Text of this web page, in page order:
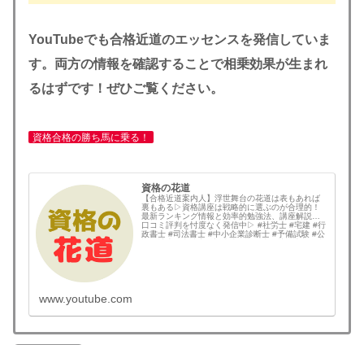
YouTubeでも合格近道のエッセンスを発信していま
す。両方の情報を確認することで相乗効果が生まれ
るはずです！ぜひご覧ください。
資格合格の勝ち馬に乗る！
資格の花道
【合格近道案内人】浮世舞台の花道は表もあれば
裏もある▷資格講座は戦略的に選ぶのが合理的！
最新ランキング情報と効率的勉強法、講座解説と
口コミ評判を忖度なく発信中▷ #社労士 #宅建 #行
政書士 #司法書士 #中小企業診断士 #予備試験 #公
www.youtube.com